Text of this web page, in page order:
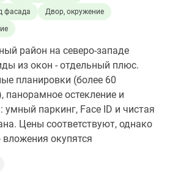
фасада
Двор, окружение
район на северо-западе
из окон - отдельный плюс.
планировки (более 60
панорамное остекление и
умный паркинг, Face ID и чистая
Цены соответствуют, однако
вложения окупятся